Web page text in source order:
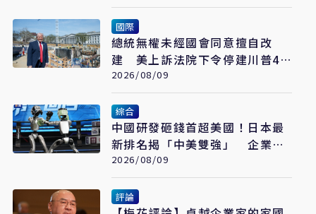
國際
總統無權未經國會同意擅自改
建 美上訴法院下令停建川普4
億美元白宮宴會廳
2026/08/09
綜合
中國研發砸錢首超美國！日本最
新排名揭「中美雙強」 企業投
入成最大推力
2026/08/09
評論